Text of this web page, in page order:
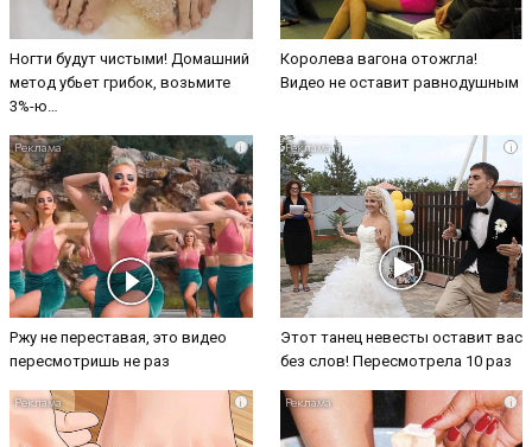
Ногти будут чистыми! Домашний
метод убьет грибок, возьмите
3%-ю…
Королева вагона отожгла!
Видео не оставит равнодушным
i
Ржу не переставая, это видео
пересмотришь не раз
i
Этот танец невесты оставит вас
без слов! Пересмотрела 10 раз
i i